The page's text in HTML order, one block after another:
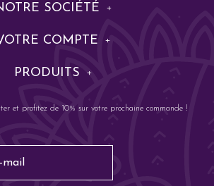
SOCIÉTÉ
COMPTE
PRODUITS
et profitez de 10% sur votre prochaine commande !